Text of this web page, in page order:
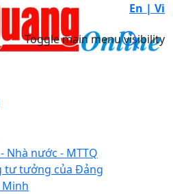
En | Vi
Toggle main menu visibility
Nhà nước - MTTQ
tư tưởng của Đảng